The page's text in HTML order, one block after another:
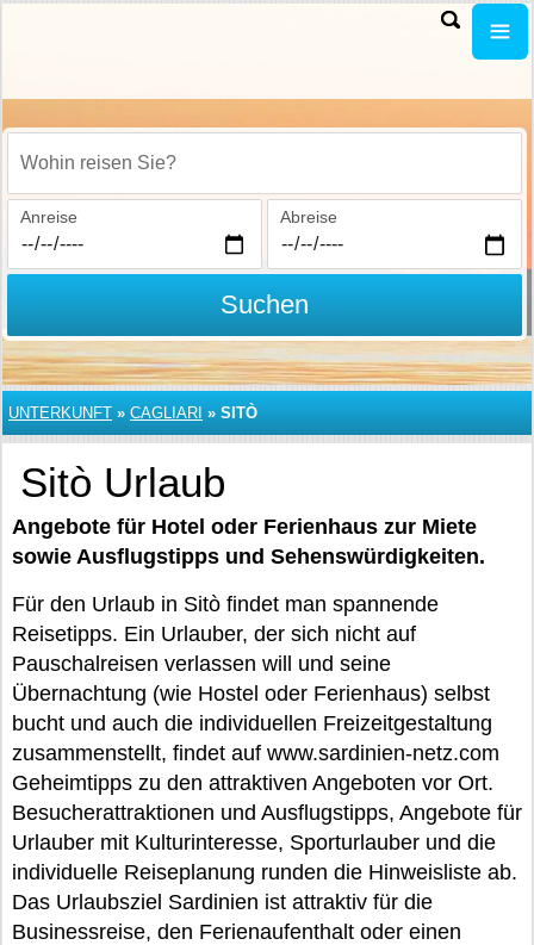
Wohin reisen Sie?
Anreise Abreise
Suchen
UNTERKUNFT » CAGLIARI » SITÒ
Sitò Urlaub
Angebote für Hotel oder Ferienhaus zur Miete
sowie Ausflugstipps und Sehenswürdigkeiten.
Für den Urlaub in Sitò findet man spannende
Reisetipps. Ein Urlauber, der sich nicht auf
Pauschalreisen verlassen will und seine
Übernachtung (wie Hostel oder Ferienhaus) selbst
bucht und auch die individuellen Freizeitgestaltung
zusammenstellt, findet auf www.sardinien-netz.com
Geheimtipps zu den attraktiven Angeboten vor Ort.
Besucherattraktionen und Ausflugstipps, Angebote für
Urlauber mit Kulturinteresse, Sporturlauber und die
individuelle Reiseplanung runden die Hinweisliste ab.
Das Urlaubsziel Sardinien ist attraktiv für die
Businessreise, den Ferienaufenthalt oder einen